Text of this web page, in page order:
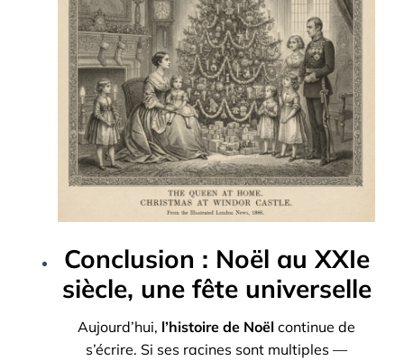
Conclusion : Noël au XXIe
siècle, une fête universelle
Aujourd’hui, l’histoire de Noël continue de
s’écrire. Si ses racines sont multiples —